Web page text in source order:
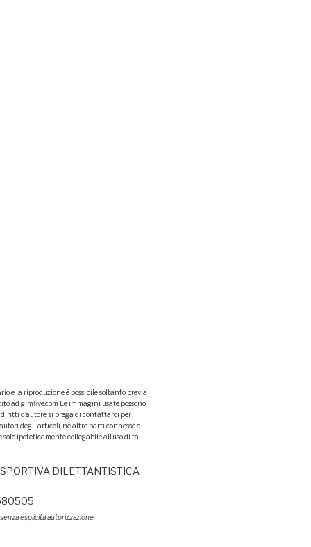
e la riproduzione è possibile soltanto previa
ad gimfive.com Le immagini usate possono
d’autore, si prega di contattarci per
degli articoli, né altre parti connesse a
ipoteticamente collegabile all’uso di tali
DILETTANTISTICA
esplicita autorizzazione.